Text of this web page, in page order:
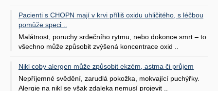
Pacienti s CHOPN mají v krvi příliš oxidu uhličitého, s léčbou
pomůže speci ..
Malátnost, poruchy srdečního rytmu, nebo dokonce smrt – to
všechno může způsobit zvýšená koncentrace oxid ..
Nikl coby alergen může způsobit ekzém, astma či průjem
Nepříjemné svědění, zarudlá pokožka, mokvající puchýřky.
Alergie na nikl se však zdaleka nemusí projevit ..